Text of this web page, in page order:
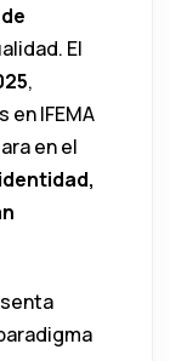
El
,
enIFEMA
en el